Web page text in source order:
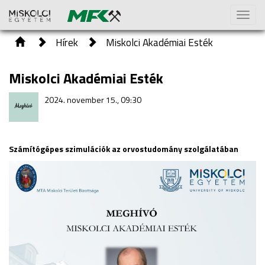
Toggle
Hírek Miskolci Akadémiai Esték
Miskolci Akadémiai Esték
2024. november 15., 09:30
Számítógépes szimulációk az orvostudomány szolgálatában